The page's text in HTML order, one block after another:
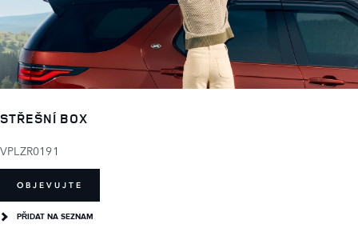
STŘEŠNÍ BOX
VPLZR0191
OBJEVUJTE
PŘIDAT NA SEZNAM